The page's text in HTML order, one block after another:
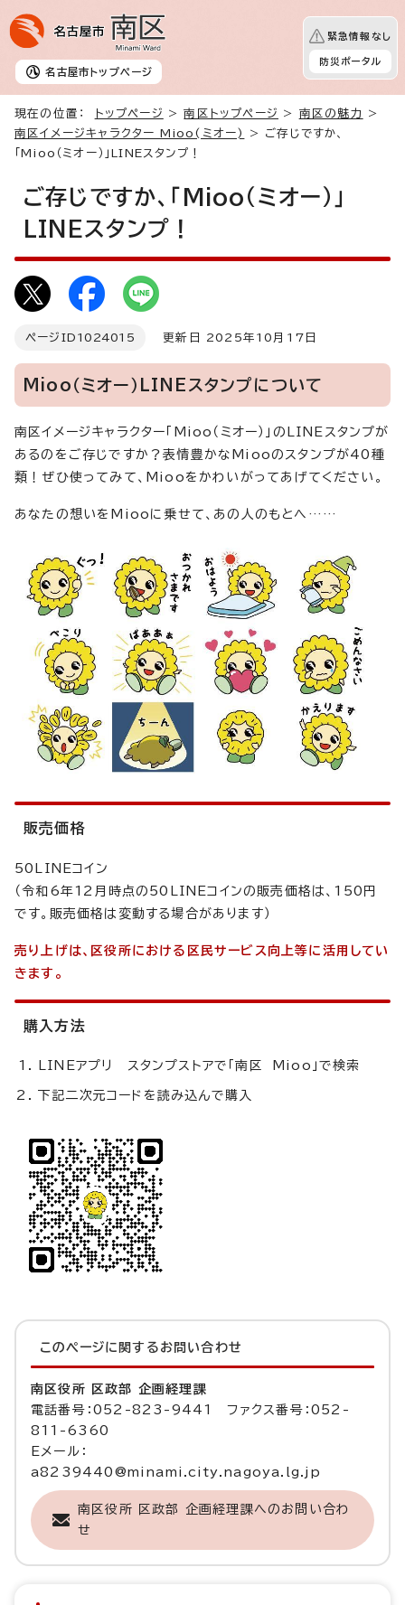
名古屋市 トップページ
緊急情報なし
防災ポータル
現在の位置： トップページ >南区トップページ > 南区の魅力
>
南区イメージキャラクター Mioo(ミオー)
> ご存じですか、
「Mioo（ミオー）」LINEスタンプ！
ご存じですか、「Mioo（ミオー）」
LINEスタンプ！
ページID 1024015 更新日 2025年10月17日
Mioo（ミオー）LINEスタンプについて
南区イメージキャラクター「Mioo（ミオー）」のLINEスタンプが
あるのをご存じですか？表情豊かなMiooのスタンプが40種
類！ぜひ使ってみて、Miooをかわいがってあげてください。
あなたの想いをMiooに乗せて、あの人のもとへ……
販売価格
50LINEコイン
（令和6年12月時点の50LINEコインの販売価格は、150円
です。販売価格は変動する場合があります）
売り上げは、区役所における区民サービス向上等に活用してい
きます。
購入方法
LINEアプリ スタンプストアで「南区 Mioo」で検索
下記二次元コードを読み込んで購入
このページに関する お問い合わせ
南区役所 区政部 企画経理課
電話番号：052-823-9441 ファクス番号：052-
811-6360
Eメール：
a8239440@minami.city.nagoya.lg.jp
南区役所 区政部 企画経理課へのお問い合わ
せ